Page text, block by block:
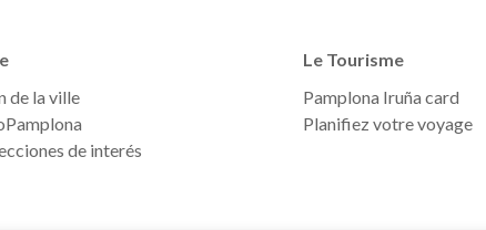
de la ville
de interés
Le Tourisme
Pamplona Iruña card
Planifiez votre voyage